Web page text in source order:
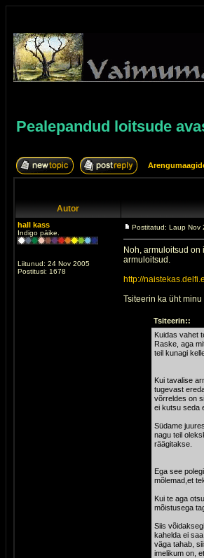
Pealepandud loitsude
Autor
hall kass
Indigo päike.
Liitunud: 24 Nov 2005
Postitusi: 1678
Postitatud: Laup Nov
Noh, armuloitsud
armuloitsud.
http://
Tsiteerin ka üht
Tsiteerin::
Kuidas vahet
Raske, aga
teil kunagi
Kui tavalise
tugevast
võrreldes on
ei kutsu seda
Südame
nagu teil
räägitakse.
Ega see
mõlemad,et
Kui te aga
mõistusega
Siis
kahelda ei
väga tahab,
imelikum on,